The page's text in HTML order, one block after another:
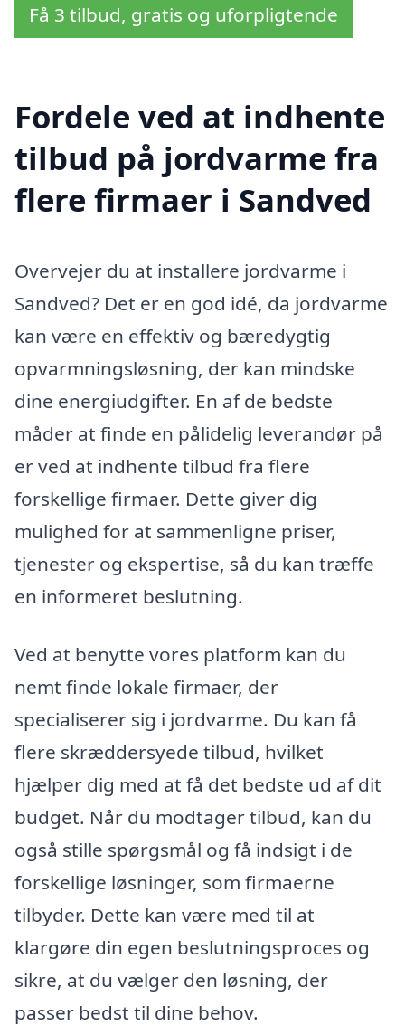
Få 3 tilbud, gratis og uforpligtende
Fordele ved at indhente
tilbud på jordvarme fra
flere firmaer i Sandved
Overvejer du at installere jordvarme i
Sandved? Det er en god idé, da jordvarme
kan være en effektiv og bæredygtig
opvarmningsløsning, der kan mindske
dine energiudgifter. En af de bedste
måder at finde en pålidelig leverandør på
er ved at indhente tilbud fra flere
forskellige firmaer. Dette giver dig
mulighed for at sammenligne priser,
tjenester og ekspertise, så du kan træffe
en informeret beslutning.
Ved at benytte vores platform kan du
nemt finde lokale firmaer, der
specialiserer sig i jordvarme. Du kan få
flere skræddersyede tilbud, hvilket
hjælper dig med at få det bedste ud af dit
budget. Når du modtager tilbud, kan du
også stille spørgsmål og få indsigt i de
forskellige løsninger, som firmaerne
tilbyder. Dette kan være med til at
klargøre din egen beslutningsproces og
sikre, at du vælger den løsning, der
passer bedst til dine behov.